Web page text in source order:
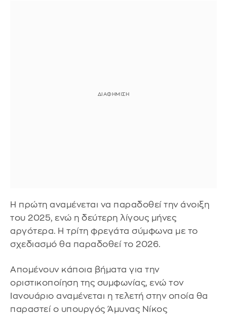
Η πρώτη αναμένεται να παραδοθεί την άνοιξη
του 2025, ενώ η δεύτερη λίγους μήνες
αργότερα. Η τρίτη φρεγάτα σύμφωνα με το
σχεδιασμό θα παραδοθεί το 2026.
Απομένουν κάποια βήματα για την
οριστικοποίηση της συμφωνίας, ενώ τον
Ιανουάριο αναμένεται η τελετή στην οποία θα
παραστεί ο υπουργός Άμυνας Νίκος